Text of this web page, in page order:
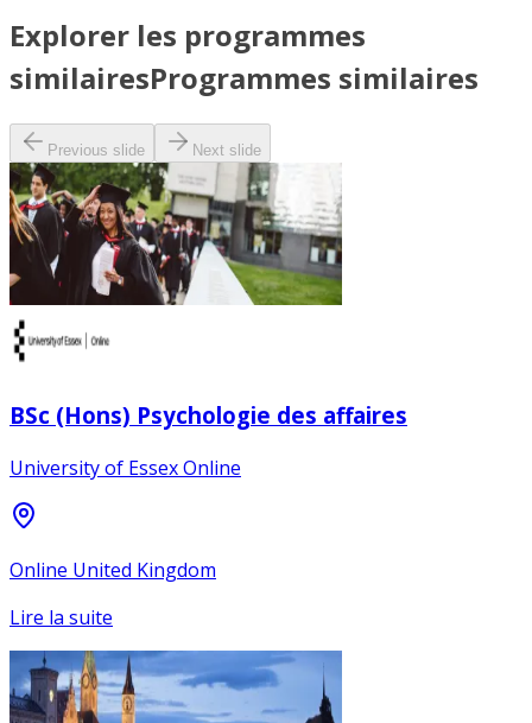
Explorer les programmes
similairesProgrammes similaires
Previous slide Next slide
BSc (Hons) Psychologie des affaires
University of Essex Online
Online United Kingdom
Lire la suite